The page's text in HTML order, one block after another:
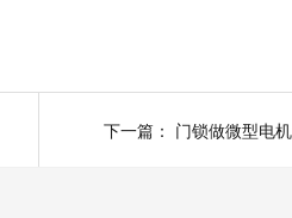
下一篇： 门锁做微型电